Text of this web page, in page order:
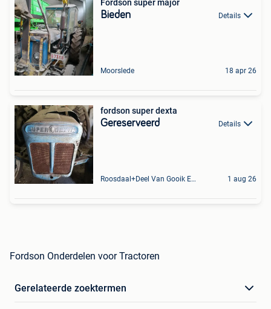
Fordson super major
Bieden Details
Moorslede 18 apr 26
fordson super dexta
Gereserveerd Details
Roosdaal+Deel Van Gooik En Sint-Kwintens-Lennik 1 aug 26
Fordson Onderdelen voor Tractoren
Gerelateerde zoektermen